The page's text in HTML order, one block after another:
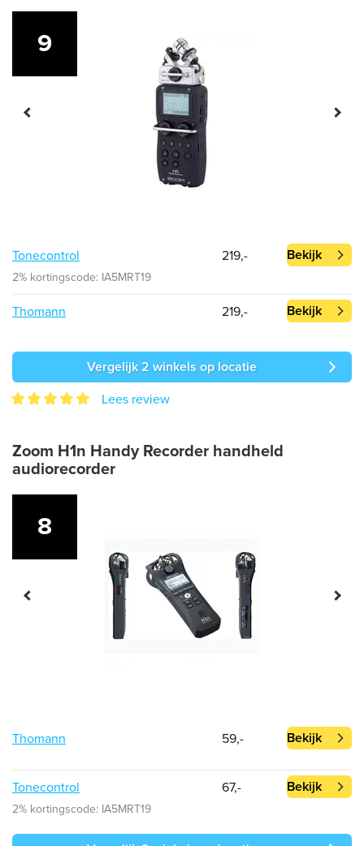
9
Tonecontrol
2% kortingscode: IA5MRT19
219,- Bekijk
Thomann 219,- Bekijk
Vergelijk 2 winkels op locatie
Lees review
Zoom H1n Handy Recorder handheld
audiorecorder
8
Thomann 59,- Bekijk
Tonecontrol
2% kortingscode: IA5MRT19
67,- Bekijk